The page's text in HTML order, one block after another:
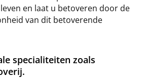
en laat u betoveren door de
van dit betoverende
specialiteiten zoals